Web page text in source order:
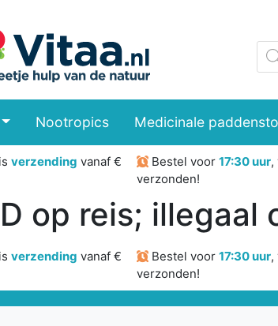
Nootropics Medicinale
verzending vanaf €
Bestel voor17:30 uur,
verzonden!
op reis; illegaal
verzending vanaf €
Bestel voor17:30 uur,
verzonden!